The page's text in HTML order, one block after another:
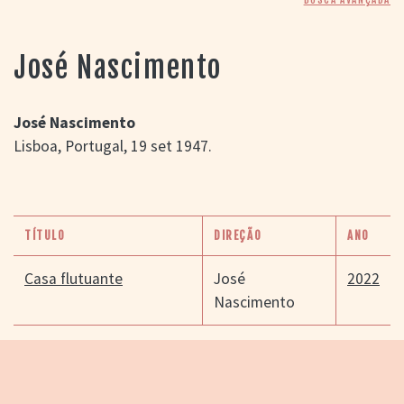
PORTAL DO
CINEMA GAÚCHO
> BUSCA AVANÇADA
> LISTA DE FILMES
> BIBLIOGRAFIAS
CONTATO E
LOCALIZAÇÃO
José Nascimento
José Nascimento
Lisboa, Portugal, 19 set 1947.
TÍTULO DIREÇÃO ANO
Casa flutuante
José
Nascimento
2022